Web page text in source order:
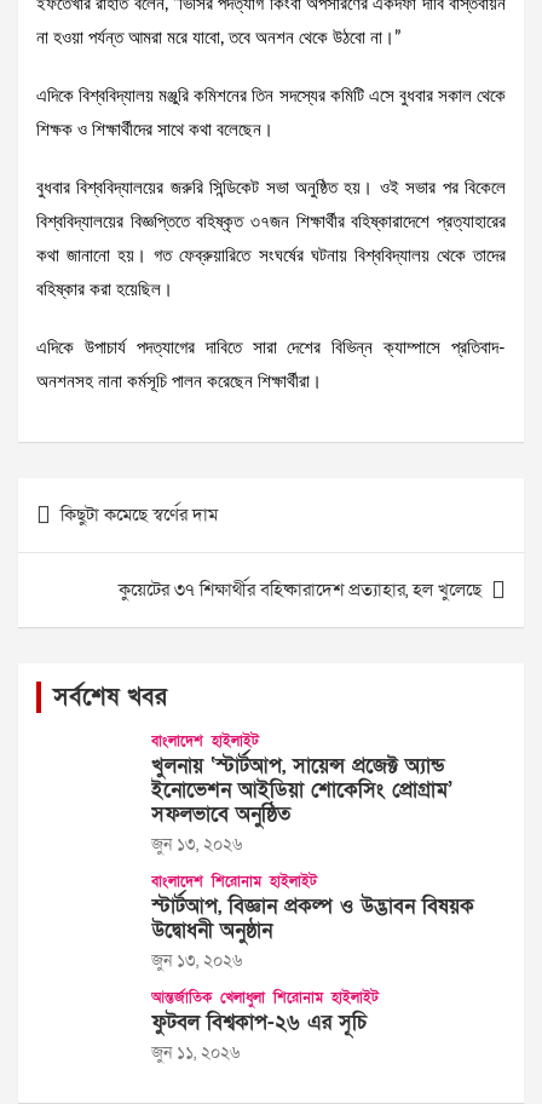
ইফতেখার রাহাত বলেন, “ভিসির পদত্যাগ কিংবা অপসারণের একদফা দাবি বাস্তবায়ন
না হওয়া পর্যন্ত আমরা মরে যাবো, তবে অনশন থেকে উঠবো না।”
এদিকে বিশ্ববিদ্যালয় মঞ্জুরি কমিশনের তিন সদস্যের কমিটি এসে বুধবার সকাল থেকে
শিক্ষক ও শিক্ষার্থীদের সাথে কথা বলেছেন।
বুধবার বিশ্ববিদ্যালয়ের জরুরি সিন্ডিকেট সভা অনুষ্ঠিত হয়। ওই সভার পর বিকেলে
বিশ্ববিদ্যালয়ের বিজ্ঞপ্তিতে বহিষ্কৃত ৩৭জন শিক্ষার্থীর বহিষ্কারাদেশে প্রত্যাহারের
কথা জানানো হয়। গত ফেব্রুয়ারিতে সংঘর্ষের ঘটনায় বিশ্ববিদ্যালয় থেকে তাদের
বহিষ্কার করা হয়েছিল।
এদিকে উপাচার্য পদত্যাগের দাবিতে সারা দেশের বিভিন্ন ক্যাম্পাসে প্রতিবাদ-
অনশনসহ নানা কর্মসূচি পালন করেছেন শিক্ষার্থীরা।
Post
navigation
কিছুটা কমেছে স্বর্ণের দাম
কুয়েটের ৩৭ শিক্ষার্থীর বহিষ্কারাদেশ প্রত্যাহার, হল খুলেছে
সর্বশেষ খবর
বাংলাদেশ হাইলাইট
খুলনায় ‘স্টার্টআপ, সায়েন্স প্রজেক্ট অ্যান্ড
ইনোভেশন আইডিয়া শোকেসিং প্রোগ্রাম’
সফলভাবে অনুষ্ঠিত
জুন ১৩, ২০২৬
বাংলাদেশ শিরোনাম হাইলাইট
স্টার্টআপ, বিজ্ঞান প্রকল্প ও উদ্ভাবন বিষয়ক
উদ্বোধনী অনুষ্ঠান
জুন ১৩, ২০২৬
আন্তর্জাতিক খেলাধুলা শিরোনাম হাইলাইট
ফুটবল বিশ্বকাপ-২৬ এর সূচি
জুন ১১, ২০২৬